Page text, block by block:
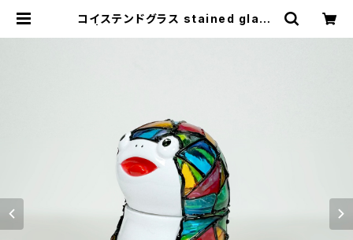
コイステンドグラス stained glass